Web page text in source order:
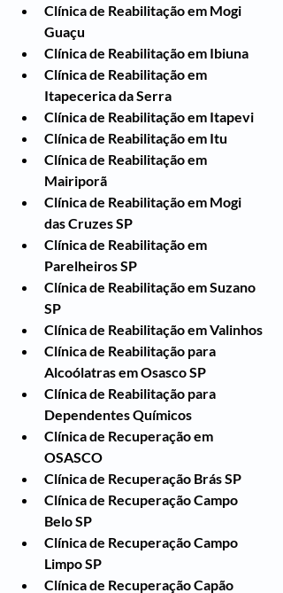
Clínica de Reabilitação em Mogi
Guaçu
Clínica de Reabilitação em Ibiuna
Clínica de Reabilitação em
Itapecerica da Serra
Clínica de Reabilitação em Itapevi
Clínica de Reabilitação em Itu
Clínica de Reabilitação em
Mairiporã
Clínica de Reabilitação em Mogi
das Cruzes SP
Clínica de Reabilitação em
Parelheiros SP
Clínica de Reabilitação em Suzano
SP
Clínica de Reabilitação em Valinhos
Clínica de Reabilitação para
Alcoólatras em Osasco SP
Clínica de Reabilitação para
Dependentes Químicos
Clínica de Recuperação em
OSASCO
Clínica de Recuperação Brás SP
Clínica de Recuperação Campo
Belo SP
Clínica de Recuperação Campo
Limpo SP
Clínica de Recuperação Capão